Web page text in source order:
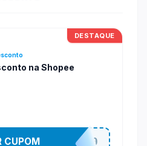
DESTAQUE
na Shopee
OFERTAS10
CUPOM